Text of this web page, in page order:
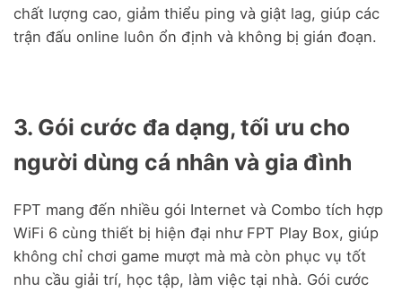
chất lượng cao, giảm thiểu ping và giật lag, giúp các
trận đấu online luôn ổn định và không bị gián đoạn.
3. Gói cước đa dạng, tối ưu cho
người dùng cá nhân và gia đình
FPT mang đến nhiều gói Internet và Combo tích hợp
WiFi 6 cùng thiết bị hiện đại như FPT Play Box, giúp
không chỉ chơi game mượt mà mà còn phục vụ tốt
nhu cầu giải trí, học tập, làm việc tại nhà. Gói cước